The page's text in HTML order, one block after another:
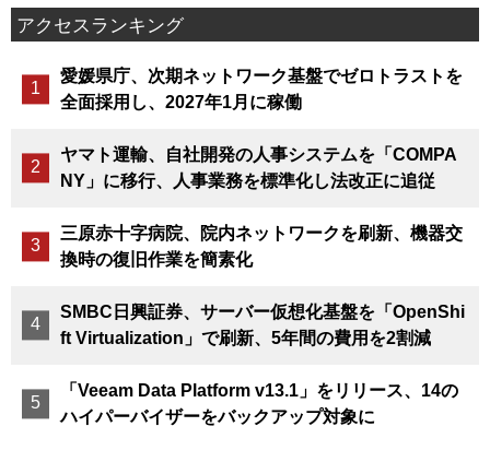
アクセスランキング
愛媛県庁、次期ネットワーク基盤でゼロトラストを
全面採用し、2027年1月に稼働
ヤマト運輸、自社開発の人事システムを「COMPA
NY」に移行、人事業務を標準化し法改正に追従
三原赤十字病院、院内ネットワークを刷新、機器交
換時の復旧作業を簡素化
SMBC日興証券、サーバー仮想化基盤を「OpenShi
ft Virtualization」で刷新、5年間の費用を2割減
「Veeam Data Platform v13.1」をリリース、14の
ハイパーバイザーをバックアップ対象に